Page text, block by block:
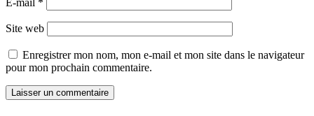
E-mail *
Site web
Enregistrer mon nom, mon e-mail et mon site dans le navigateur
pour mon prochain commentaire.